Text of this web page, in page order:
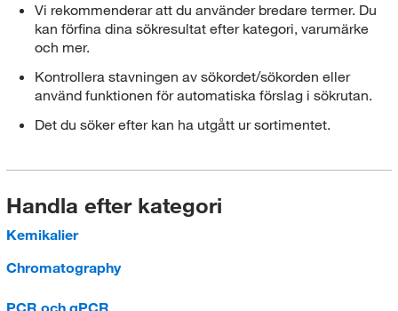
Vi rekommenderar att du använder bredare termer. Du
kan förfina dina sökresultat efter kategori, varumärke
och mer.
Kontrollera stavningen av sökordet/sökorden eller
använd funktionen för automatiska förslag i sökrutan.
Det du söker efter kan ha utgått ur sortimentet.
Handla efter kategori
Kemikalier
Chromatography
PCR och qPCR